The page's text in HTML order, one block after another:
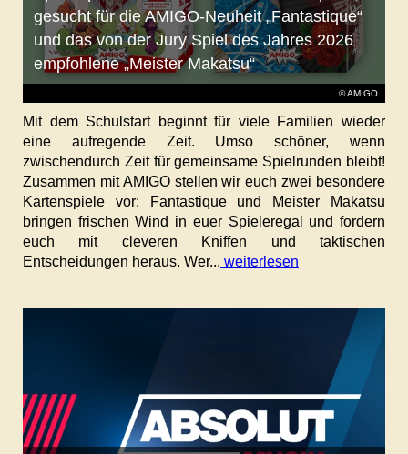
© AMIGO
gesucht für die AMIGO-Neuheit „Fantastique“
und das von der Jury Spiel des Jahres 2026
empfohlene „Meister Makatsu“
Mit dem Schulstart beginnt für viele Familien wieder
eine aufregende Zeit. Umso schöner, wenn
zwischendurch Zeit für gemeinsame Spielrunden bleibt!
Zusammen mit AMIGO stellen wir euch zwei besondere
Kartenspiele vor: Fantastique und Meister Makatsu
bringen frischen Wind in euer Spieleregal und fordern
euch mit cleveren Kniffen und taktischen
Entscheidungen heraus. Wer... weiterlesen